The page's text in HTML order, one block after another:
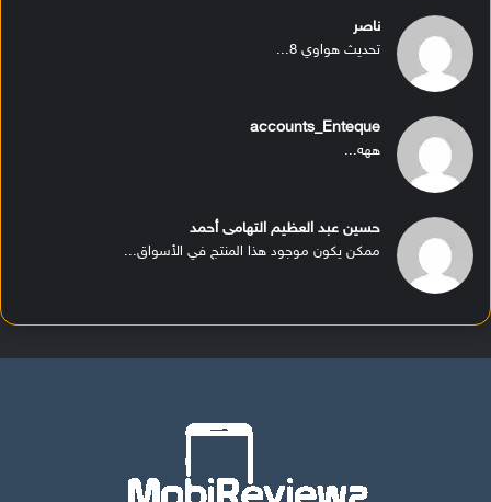
ناصر
تحديث هواوي 8...
accounts_Enteque
ههه...
حسين عبد العظيم التهامى أحمد
ممكن يكون موجود هذا المنتج في الأسواق...